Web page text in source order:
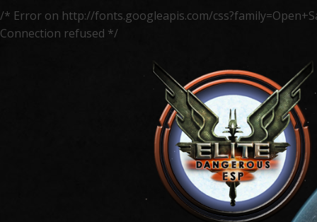
/* Error on http://fonts.googleapis.com/
Connection refused */